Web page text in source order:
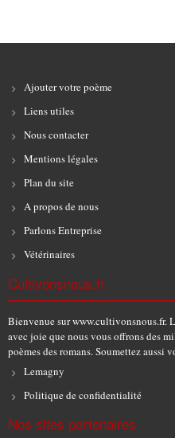
Ajouter votre poème
Liens utiles
Nous contacter
Mentions légales
Plan du site
A propos de nous
Parlons Entreprise
Vétérinaires
Cultivonsnous.fr
Bienvenue sur www.cultivonsnous.fr.
avec joie que nous vous offrons des
poèmes des romans. Soumettez aussi
Lemagny
Politique de confidentialité
Nos sites partenaires